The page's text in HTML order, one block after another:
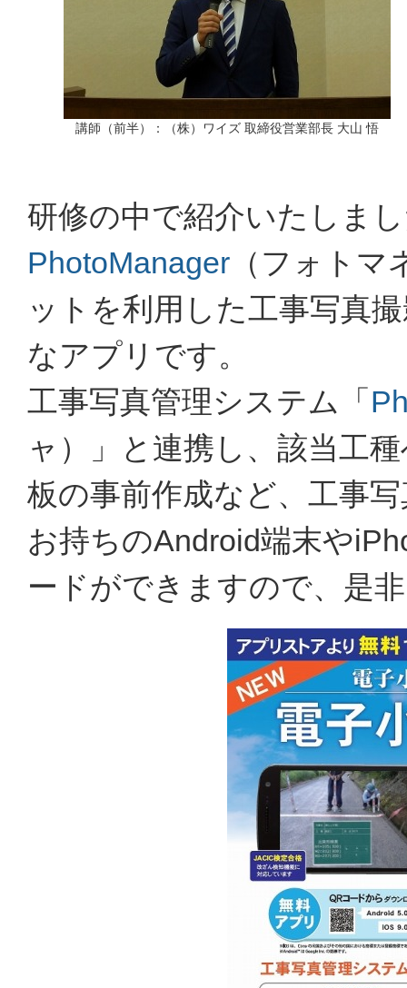
講師（前半）：（株）ワイズ 取締役営業部長 大山 悟
研修の中で紹介いたしま
PhotoManager （フォト
ットを利用した工事写真
なアプリです。
工事写真管理システム「
ャ）」と連携し、該当工
板の事前作成など、工事
お持ちのAndroid端末や
ードができますので、是